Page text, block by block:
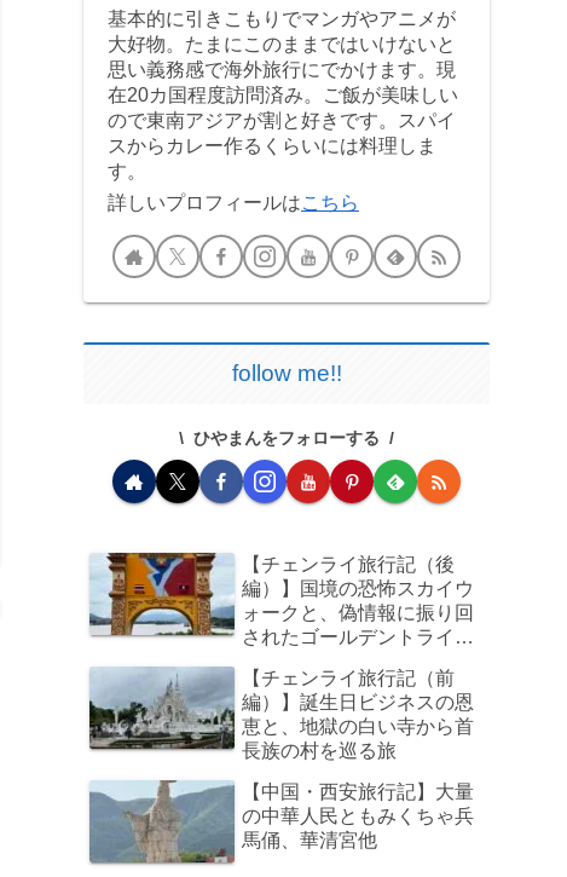
基本的に引きこもりでマンガやアニメが
大好物。たまにこのままではいけないと
思い義務感で海外旅行にでかけます。現
在20カ国程度訪問済み。ご飯が美味しい
ので東南アジアが割と好きです。スパイ
スからカレー作るくらいには料理しま
す。
詳しいプロフィールはこちら
follow me!!
ひやまんをフォローする
【チェンライ旅行記（後
編）】国境の恐怖スカイウ
ォークと、偽情報に振り回
されたゴールデントライア
ネスクラスで足元の狭さに
咽び泣く旅
【チェンライ旅行記（前
編）】誕生日ビジネスの恩
恵と、地獄の白い寺から首
長族の村を巡る旅
【中国・西安旅行記】大量
の中華人民ともみくちゃ兵
馬俑、華清宮他